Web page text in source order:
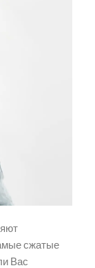
сжатые
Вас